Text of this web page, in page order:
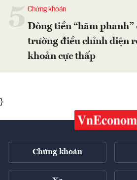
Chứng khoán
Dòng tiền “hãm
trường điều chỉnh diện
khoản cực thấp
}
Chứng khoán